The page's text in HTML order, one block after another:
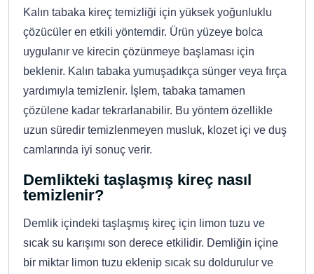
Kalın tabaka kireç temizliği için yüksek yoğunluklu
çözücüler en etkili yöntemdir. Ürün yüzeye bolca
uygulanır ve kirecin çözünmeye başlaması için
beklenir. Kalın tabaka yumuşadıkça sünger veya fırça
yardımıyla temizlenir. İşlem, tabaka tamamen
çözülene kadar tekrarlanabilir. Bu yöntem özellikle
uzun süredir temizlenmeyen musluk, klozet içi ve duş
camlarında iyi sonuç verir.
Demlikteki taşlaşmış kireç nasıl
temizlenir?
Demlik içindeki taşlaşmış kireç için limon tuzu ve
sıcak su karışımı son derece etkilidir. Demliğin içine
bir miktar limon tuzu eklenip sıcak su doldurulur ve